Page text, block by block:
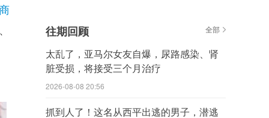
往期回顾 全部
太乱了，亚马尔女友自爆，尿路感染、肾
脏受损，将接受三个月治疗
2026-08-08 20:56
抓到人了！这名从西平出逃的男子，潜逃